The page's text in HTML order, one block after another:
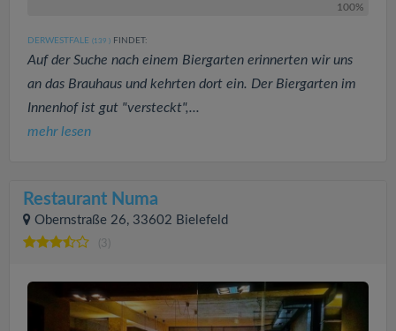
100%
DERWESTFALE (139 ) FINDET:
Auf der Suche nach einem Biergarten erinnerten wir uns
an das Brauhaus und kehrten dort ein. Der Biergarten im
Innenhof ist gut "versteckt",...
mehr lesen
Restaurant Numa
Obernstraße 26, 33602 Bielefeld
(3)